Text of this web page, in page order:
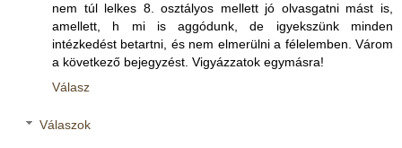
nem túl lelkes 8. osztályos mellett jó olvasgatni mást is,
amellett, h mi is aggódunk, de igyekszünk minden
intézkedést betartni, és nem elmerülni a félelemben. Várom
a következő bejegyzést. Vigyázzatok egymásra!
Válasz
Válaszok